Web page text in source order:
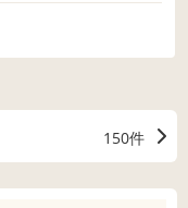
150件